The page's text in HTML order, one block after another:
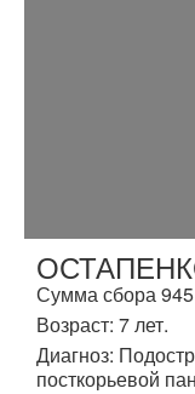
Сумма сбора
Возраст: 7 лет.
Диагноз:
посткорьевой